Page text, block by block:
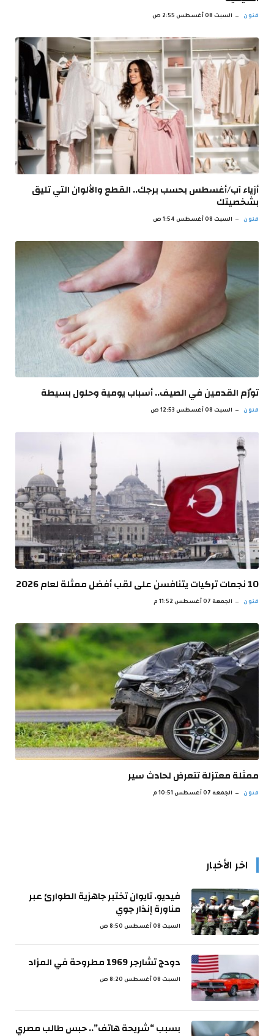
فنون السبت 08 أغسطس 2:55 ص
أزياء آب/أغسطس بحسب برجك.. القطع والألوان التي تليق
بشخصيتك
فنون السبت 08 أغسطس 1:54 ص
تورّم القدمين في الصيف.. أسباب يومية وحلول بسيطة
فنون السبت 08 أغسطس 12:53 ص
10 نجمات تركيات يتنافسن على لقب أفضل ممثلة لعام 2026
فنون الجمعة 07 أغسطس 11:52 م
ممثلة معتزلة تتعرض لحادث سير
فنون الجمعة 07 أغسطس 10:51 م
اخر الأخبار
فيديو. تايوان تختبر جاهزية الطوارئ عبر
مناورة إنذار جوي
السبت 08 أغسطس 8:50 ص
دودج تشارجر 1969 مطروحة في المزاد
السبت 08 أغسطس 8:20 ص
بسبب “شريحة هاتف”.. حبس طالب مصري